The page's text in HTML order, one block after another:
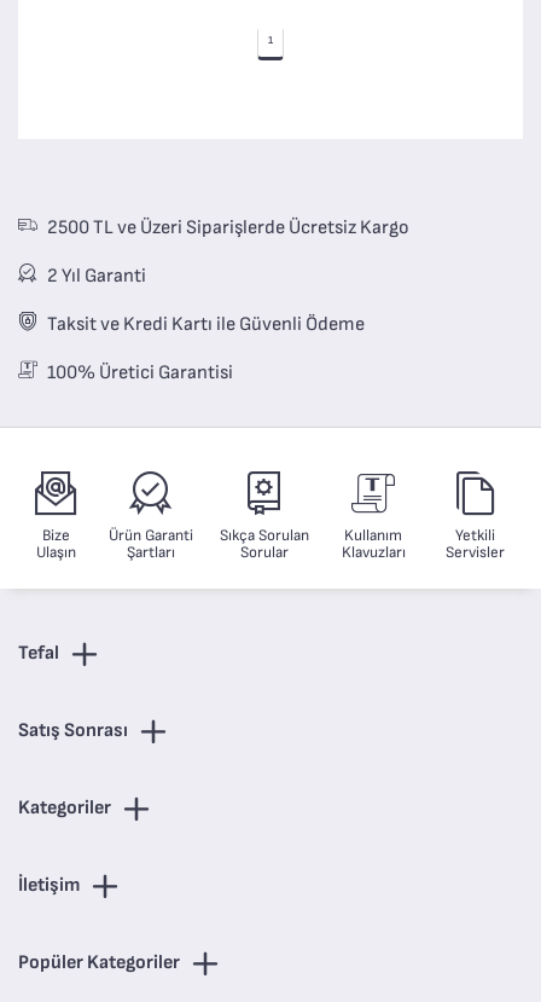
1
2500 TL ve Üzeri Siparişlerde Ücretsiz Kargo
2 Yıl Garanti
Taksit ve Kredi Kartı ile Güvenli Ödeme
100% Üretici Garantisi
Bize
Ulaşın
Ürün Garanti
Şartları
Sıkça Sorulan
Sorular
Kullanım
Klavuzları
Yetkili
Servisler
Tefal
Satış Sonrası
Kategoriler
İletişim
Popüler Kategoriler